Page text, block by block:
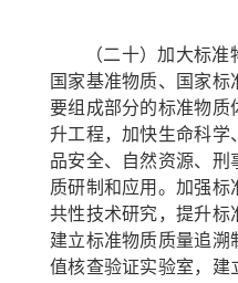
（二十）加大标准
国家基准物质、国家
要组成部分的标准物质
升工程，加快生命科学
品安全、自然资源、刑
质研制和应用。加强标
共性技术研究，提升标
建立标准物质质量追溯
值核查验证实验室，建